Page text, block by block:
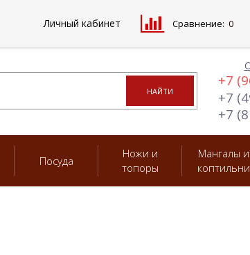
+7
+7
+7
Посуда
Ножи и
топоры
Мангалы и
коптильни
Личный кабинет Сравнение: 0